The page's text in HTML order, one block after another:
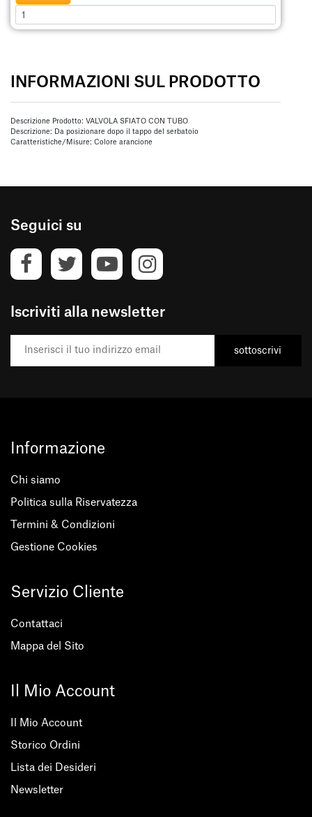
INFORMAZIONI SUL PRODOTTO
Descrizione Prodotto: VALVOLA SFIATO CON TUBO
Descrizione: Da posizionare dopo il tappo del serbatoio
Caratteristiche/Misure: Colore arancione
Seguici su
Iscriviti alla newsletter
sottoscrivi
Informazione
Chi siamo
Politica sulla Riservatezza
Termini & Condizioni
Gestione Cookies
Servizio Cliente
Contattaci
Mappa del Sito
Il Mio Account
Il Mio Account
Storico Ordini
Lista dei Desideri
Newsletter